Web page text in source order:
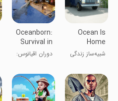
Ocean Is
Home
:Island Life
شبیه‌ساز زندگی
Oceanborn:
Survival in
Ocean
دوران اقیانوس: